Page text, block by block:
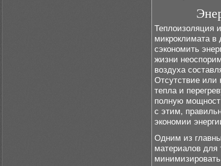
Теплоизоляция
микроклимата в
сэкономить
жизни
воздуха
Отсутствие или
тепла и
полную
с этим,
экономии
Одним из
материалов для